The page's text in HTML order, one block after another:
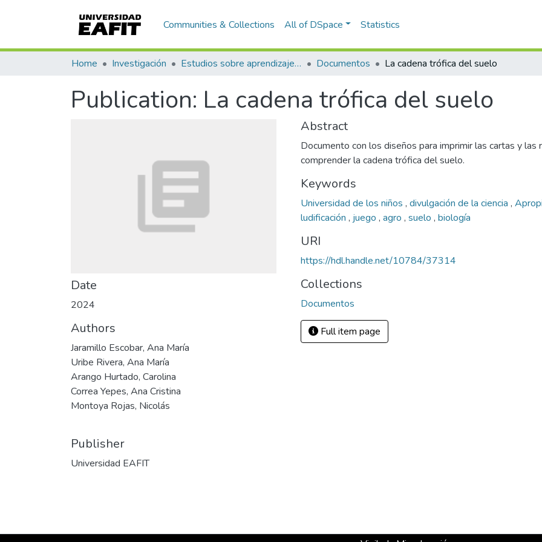
Communities & Collections All of DSpace Statistics
Home Investigación Estudios sobre aprendizaje y apropiación social del conocimiento Documentos La cadena trófica del suelo
Publication: La cadena trófica del suelo
Date
2024
Authors
Jaramillo Escobar, Ana María
Uribe Rivera, Ana María
Arango Hurtado, Carolina
Correa Yepes, Ana Cristina
Montoya Rojas, Nicolás
Publisher
Universidad EAFIT
Abstract
Documento con los diseños para imprimir las cartas y las
comprender la cadena trófica del suelo.
Keywords
Universidad de los niños , divulgación de la ciencia ,
ludificación , juego , agro , suelo , biología
URI
https://hdl.handle.net/10784/37314
Collections
Documentos
Full item page